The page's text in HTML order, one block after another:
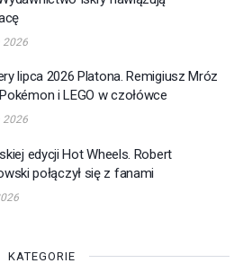
2026
lipca 2026 Platona. Remigiusz Mróz
i LEGO w czołówce
2026
edycji Hot Wheels. Robert
połączył się z fanami
KATEGORIE